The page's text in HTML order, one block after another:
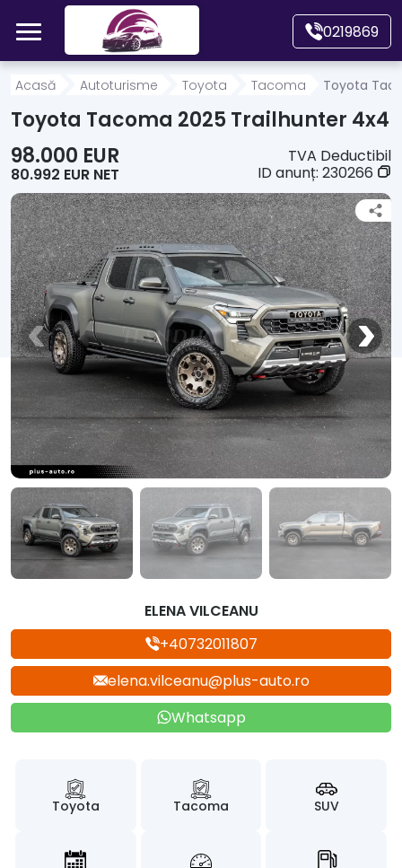
Mergi direct la conținutul principal
0219869
Acasă
Autoturisme
Motociclete
Autoutilitare
Alte tipuri vehicule
Despre Noi
Contact
Acasă Autoturisme Toyota Tacoma Toyota
Toyota Tacoma 2025 Trailhunter 4x4
98.000 EUR
80.992 EUR NET
TVA Deductibil
ID anunț: 230266
ELENA VILCEANU
+40732011807
elena.vilceanu@plus-auto.ro
Whatsapp
Toyota Tacoma SUV